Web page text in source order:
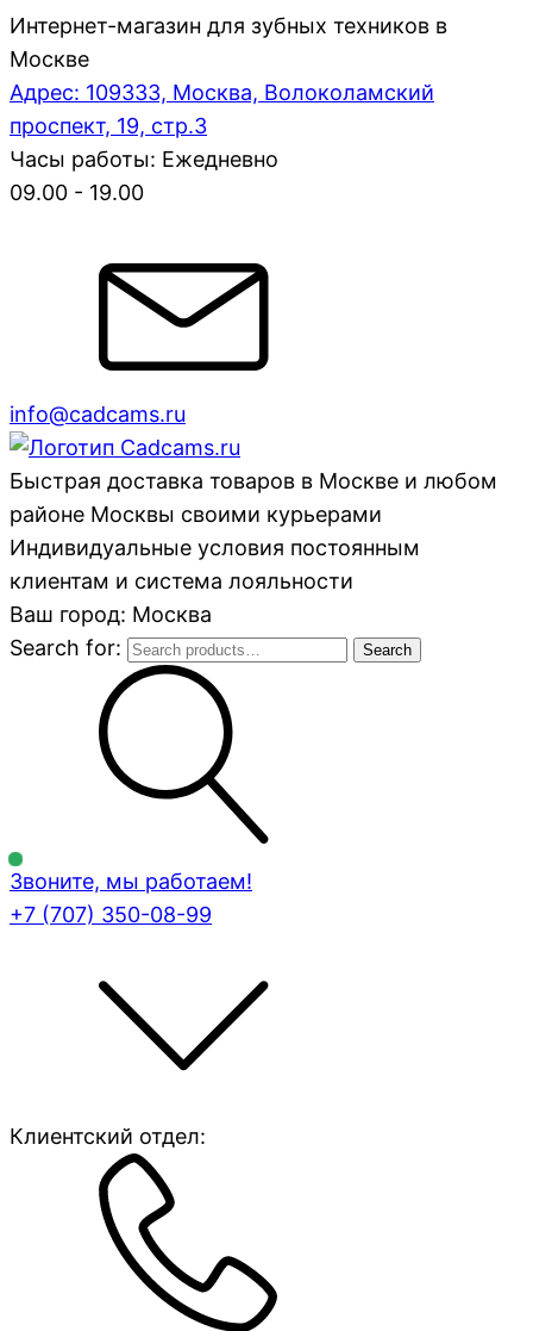
Интернет-магазин для зубных техников в
Москве
Адрес: 109333, Москва, Волоколамский
проспект, 19, стр.3
Часы работы: Ежедневно
09.00 - 19.00
info@cadcams.ru
Быстрая доставка товаров в Москве и любом
районе Москвы своими курьерами
Индивидуальные условия постоянным
клиентам и система лояльности
Ваш город: Москва
Search for:
Search
Звоните, мы работаем!
+7 (707) 350-08-99
Клиентский отдел: